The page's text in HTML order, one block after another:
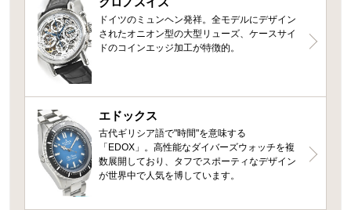
ドイツのミュンヘン発祥。全モデルにデザイン
されたオニオン型の大型リューズ、ケースサイ
ドのコインエッジ加工が特徴的。
エドックス
古代ギリシア語で"時間"を意味する
「EDOX」。高性能なダイバーズウォッチを複
数展開しており、タフでスポーティなデザイン
が世界中で人気を博しています。